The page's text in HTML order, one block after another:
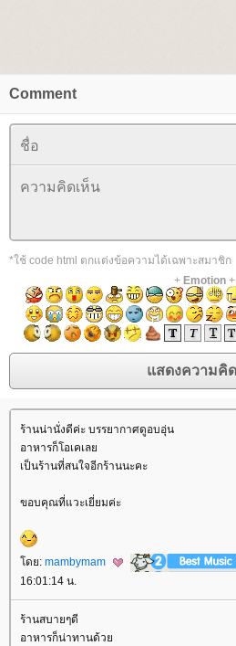
Comment
*ใช้ code html ตกแต่งข้อความได้เฉพาะสมาชิก
+ Emotion+
ร้านน่านั่งดีค่ะ บรรยากาศดูอบอุ่น
อาหารก็โอเคเล
เป็นร้านที่สนใจอีกร้านนะคะ
ขอบคุณที่แวะเยี่ยมค่ะ
ดย: mambymam
16:01:14 น.
ร้านสบายๆดี
อาหารก็น่าทานด้ว